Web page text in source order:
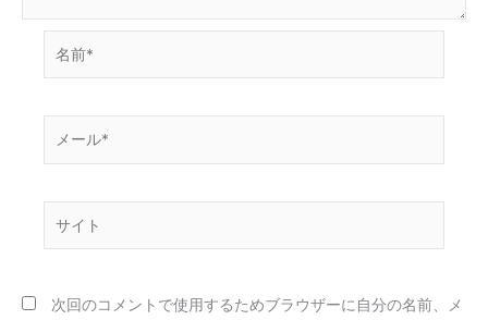
ー
*
次回のコメントで使用するためブラウザーに自分の名前、メ